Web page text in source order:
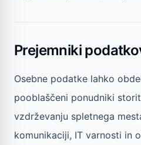
Prejemniki
Osebne podatke lahko
pooblaščeni ponudniki
vzdrževanju spletnega
komunikaciji, IT varnosti in